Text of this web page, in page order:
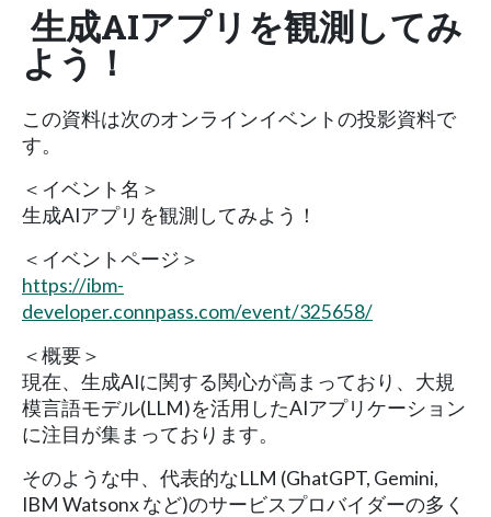
生成AIアプリを観測してみ
よう！
この資料は次のオンラインイベントの投影資料で
す。
＜イベント名＞
生成AIアプリを観測してみよう！
＜イベントページ＞
https://ibm-
developer.connpass.com/event/325658/
＜概要＞
現在、⽣成AIに関する関⼼が⾼まっており、⼤規
模⾔語モデル(LLM)を活⽤したAIアプリケーション
に注目が集まっております。
そのような中、代表的なLLM (GhatGPT, Gemini,
IBM Watsonx など)のサービスプロバイダーの多く